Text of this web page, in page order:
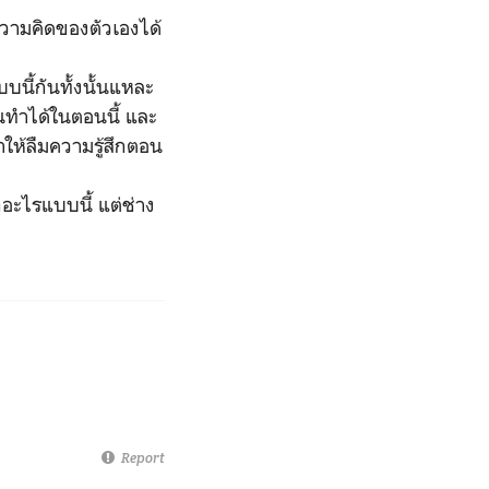
ามคิดของตัวเองได้
บนี้กันทั้งนั้นแหละ
ำได้ในตอนนี้ และ
ห้ลืมความรู้สึกตอน
ะไรแบบนี้ แต่ช่าง
Report